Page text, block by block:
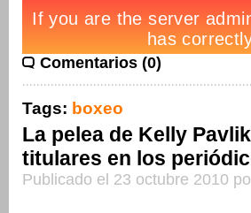
Comentarios (0)
Tags: boxeo
La pelea de Kelly
titulares en los
Publicado el 23 octubre 2010